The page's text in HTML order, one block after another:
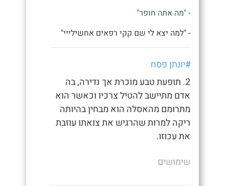
- "מה אתה חופר"
- "למה יצא לי שם קקי רפאים אחשילייי"
#יונתן פסח
2. תופעת טבע מוכרת אך נדירה, בה
אדם מתיישב להטיל צרכיו וכאשר הוא
מתרומם מהאסלה הוא מבחין בהיותה
ריקה למרות שהרגיש את צואתו עוזבת
את עכוזו.
שימושים